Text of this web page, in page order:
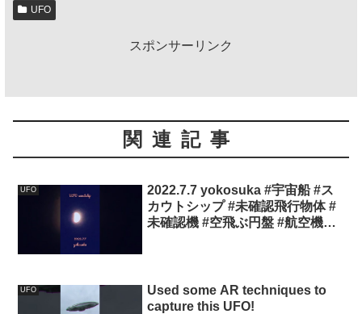
UFO
スポンサーリンク
関連記事
UFO
2022.7.7 yokosuka #宇宙船 #ス
カウトシップ #未確認飛行物体 #
未確認機 #空飛ぶ円盤 #航空機型
UFO
Used some AR techniques to
capture this UFO!